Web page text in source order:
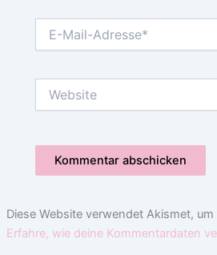
Mail-
Diese Website verwendet Akismet,
Erfahre, wie deine Kommentardaten